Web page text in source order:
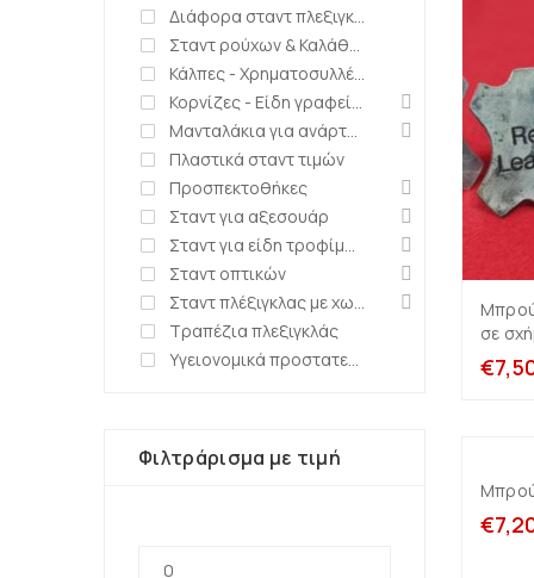
σε
€
€
Διάφορα σταντ πλεξιγκλάς
Σταντ ρούχων & Καλάθια πλεξιγκλάς
Κάλπες - Χρηματοσυλλέκτες - Κληρωτίδες
Κορνίζες - Είδη γραφείου
Μανταλάκια για ανάρτηση τιμών
Πλαστικά σταντ τιμών
Προσπεκτοθήκες
Σταντ για αξεσουάρ
Σταντ για είδη τροφίμων-ζαχαροπλαστείων
Σταντ οπτικών
Σταντ πλέξιγκλας με χωρίσματα
Τραπέζια πλεξιγκλάς
Υγειονομικά προστατευτικά καλύμματα
Φιλτράρισμα με τιμή